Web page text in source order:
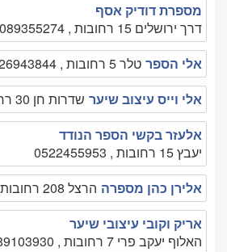
מספרת דודיק אסף
דרך ירושלים 15 רחובות , 089355274
אלי הספר טלר 5 רחובות , 0526943844
אלי וייס עיצוב שיער שדרות חן 30 רחובות , 0722510555
אלעזר בקשי הספר הנודד
יעבץ 15 רחובות , 0522455953
אלירן כהן מספרה הרצל 208 רחובות , 0777009818
אריק וקובי עיצובי שיער
האלוף יעקב פרי 7 רחובות , 089103930